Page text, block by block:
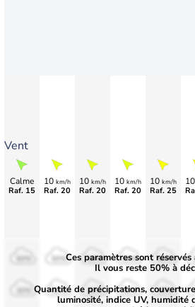
Vent
Calme
Raf. 15
10 km/h
Raf. 20
10 km/h
Raf. 20
10 km/h
Raf. 20
10 km/h
Raf. 25
10
50%
30%
50%
30%
50%
30%
50%
30%
Ces paramètres sont
Il vous reste 50% à
Quantité de précipitations,
luminosité, indice UV, humidité